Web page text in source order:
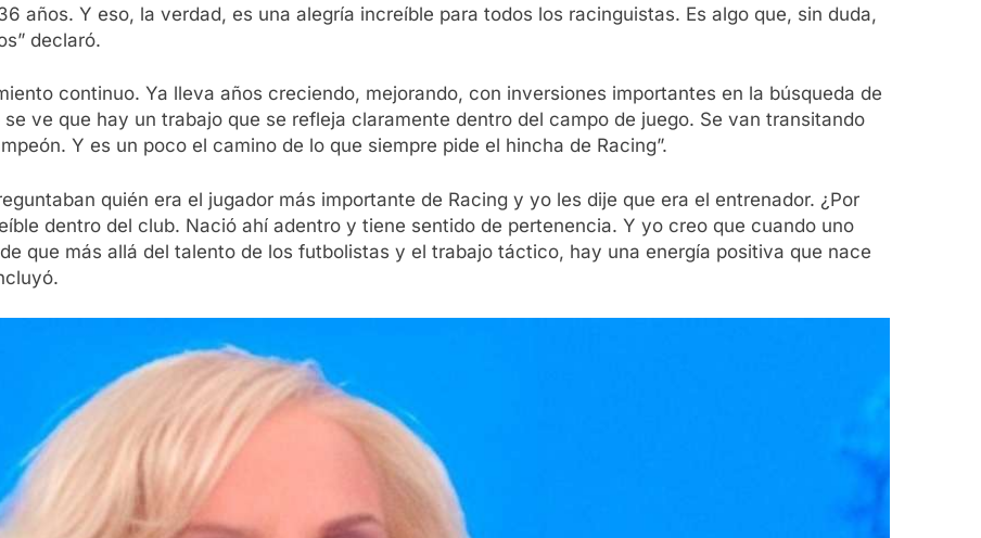
años. Y eso, la verdad, es una alegría increíble para todos los racinguistas. Es algo que, sin duda,
declaró.
continuo. Ya lleva años creciendo, mejorando, con inversiones importantes en la búsqueda de
ve que hay un trabajo que se refleja claramente dentro del campo de juego. Se van transitando
Y es un poco el camino de lo que siempre pide el hincha de Racing”.
quién era el jugador más importante de Racing y yo les dije que era el entrenador. ¿Por
dentro del club. Nació ahí adentro y tiene sentido de pertenencia. Y yo creo que cuando uno
que más allá del talento de los futbolistas y el trabajo táctico, hay una energía positiva que nace